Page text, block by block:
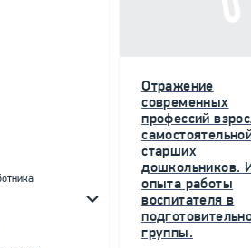
Отражение
современных
профессий
старших
дошкольников.
опыта работы
воспитателя в
группы.